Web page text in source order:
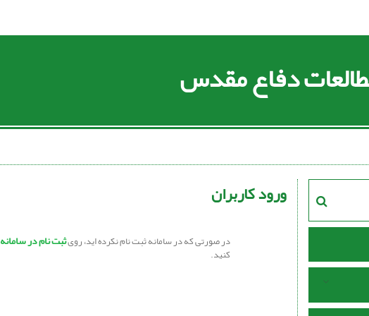
دفاع مقدس
ورود کاربران
در صورتی که در سامانه ثبت نام نکرده اید، رویثبت نام در سامانه
کنید.